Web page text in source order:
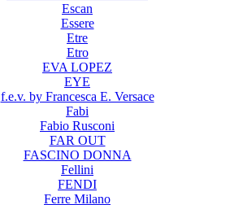
Escan
Essere
Etre
Etro
EVA LOPEZ
EYE
f.e.v. by Francesca E. Versace
Fabi
Fabio Rusconi
FAR OUT
FASCINO DONNA
Fellini
FENDI
Ferre Milano